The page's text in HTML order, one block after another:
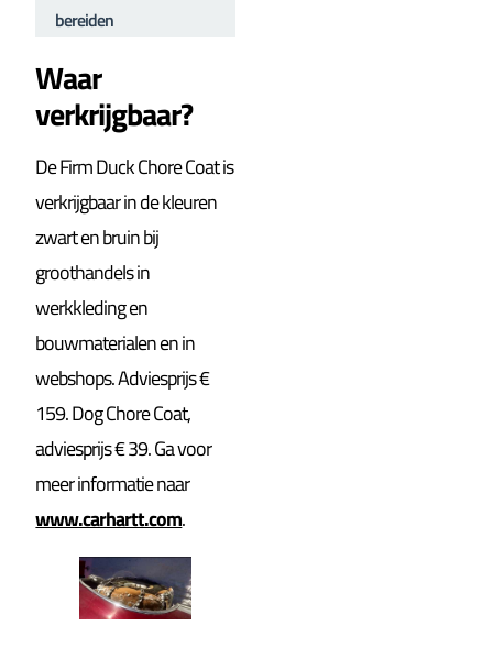
bereiden
Waar
verkrijgbaar?
De Firm Duck Chore Coat is
verkrijgbaar in de kleuren
zwart en bruin bij
groothandels in
werkkleding en
bouwmaterialen en in
webshops. Adviesprijs €
159. Dog Chore Coat,
adviesprijs € 39. Ga voor
meer informatie naar
www.carhartt.com.